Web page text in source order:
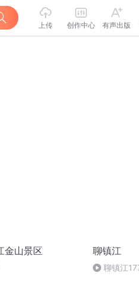
上传 创作中心 有声出版
金山景区 聊镇江
聊镇江